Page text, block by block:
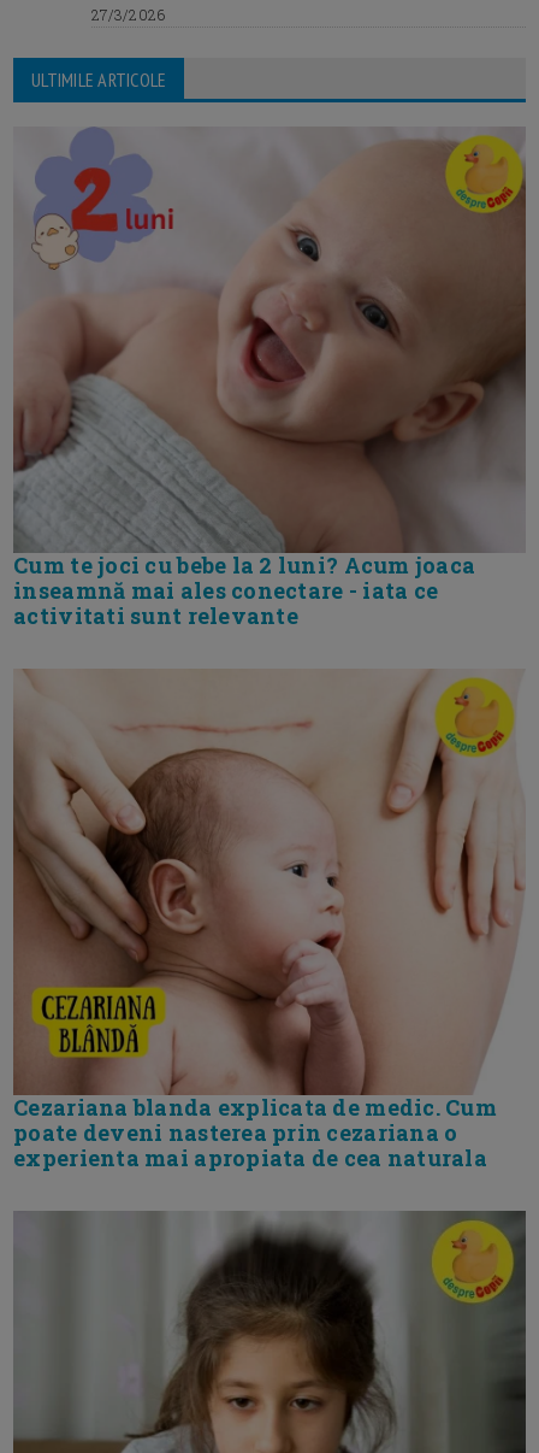
27/3/2026
ULTIMILE ARTICOLE
Cum te joci cu bebe la 2 luni? Acum joaca
inseamnă mai ales conectare - iata ce
activitati sunt relevante
Cezariana blanda explicata de medic. Cum
poate deveni nasterea prin cezariana o
experienta mai apropiata de cea naturala